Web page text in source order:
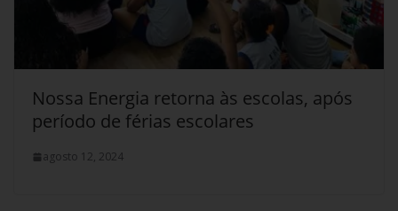
Nossa Energia retorna às escolas, após
período de férias escolares
agosto 12, 2024